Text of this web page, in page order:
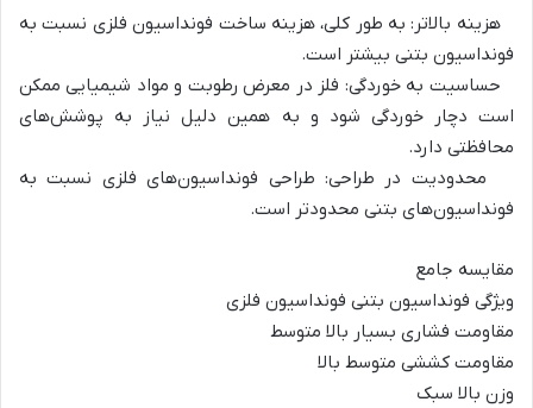
هزینه بالاتر: به طور کلی، هزینه ساخت فونداسیون فلزی نسبت به
فونداسیون بتنی بیشتر است.
حساسیت به خوردگی: فلز در معرض رطوبت و مواد شیمیایی ممکن
است دچار خوردگی شود و به همین دلیل نیاز به پوشش‌های
محافظتی دارد.
محدودیت در طراحی: طراحی فونداسیون‌های فلزی نسبت به
فونداسیون‌های بتنی محدودتر است.
مقایسه جامع
ویژگی فونداسیون بتنی فونداسیون فلزی
مقاومت فشاری بسیار بالا متوسط
مقاومت کششی متوسط بالا
وزن بالا سبک